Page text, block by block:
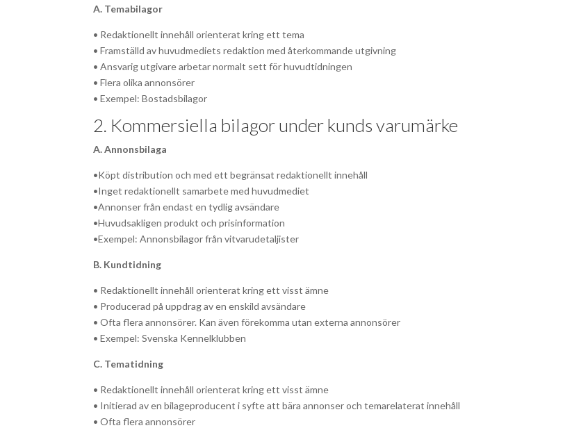
A. Temabilagor
• Redaktionellt innehåll orienterat kring ett tema
• Framställd av huvudmediets redaktion med återkommande utgivning
• Ansvarig utgivare arbetar normalt sett för huvudtidningen
• Flera olika annonsörer
• Exempel: Bostadsbilagor
2. Kommersiella bilagor under kunds varumärke
A. Annonsbilaga
•Köpt distribution och med ett begränsat redaktionellt innehåll
•Inget redaktionellt samarbete med huvudmediet
•Annonser från endast en tydlig avsändare
•Huvudsakligen produkt och prisinformation
•Exempel: Annonsbilagor från vitvarudetaljister
B. Kundtidning
• Redaktionellt innehåll orienterat kring ett visst ämne
• Producerad på uppdrag av en enskild avsändare
• Ofta flera annonsörer. Kan även förekomma utan externa annonsörer
• Exempel: Svenska Kennelklubben
C. Tematidning
• Redaktionellt innehåll orienterat kring ett visst ämne
• Initierad av en bilageproducent i syfte att bära annonser och temarelaterat innehåll
• Ofta flera annonsörer